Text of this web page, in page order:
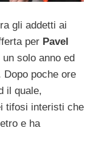
gli addetti ai
per Pavel
solo anno ed
Dopo poche ore
il quale,
tifosi interisti che
e ha